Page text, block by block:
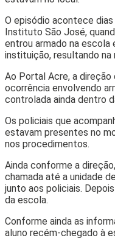
O episódio acontece
Instituto São José,
entrou armado na escola
instituição, resultando na
Ao Portal Acre, a direção
ocorrência envolvendo
controlada ainda dentro
Os policiais que
estavam presentes no
nos procedimentos.
Ainda conforme a
chamada até a unidade
junto aos policiais.
da escola.
Conforme ainda as
aluno recém-chegado à